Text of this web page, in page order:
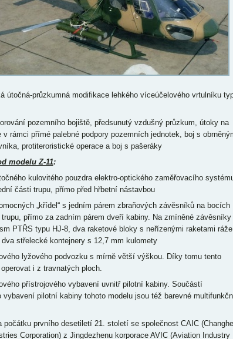
průzkumná modifikace lehkého víceúčelového vrtulníku
pozemního bojiště, předsunutý vzdušný průzkum, útoky na
rámci přímé palebné podpory pozemních jednotek, boj s
protiteroristické operace a boj s pašeráky
modelu Z-11:
kulovitého pouzdra elektro-optického zaměřovacího
části trupu, přímo před hřbetní nástavbou
„křídel“ s jedním párem zbraňových závěsníků na bocích
přímo za zadním párem dveří kabiny. Na zmíněné závěsníky
PTŘS typu HJ-8, dva raketové bloky s neřízenými raketami ráže
střelecké kontejnery s 12,7 mm kulomety
lyžového podvozku s mírně větší výškou. Díky tomu tento
i z travnatých ploch.
přístrojového vybavení uvnitř pilotní kabiny. Součástí
vybavení pilotní kabiny tohoto modelu jsou též barevné
prvního desetiletí 21. století se společnost CAIC (Changhe
Corporation) z Jingdezhenu korporace AVIC (Aviation Industry